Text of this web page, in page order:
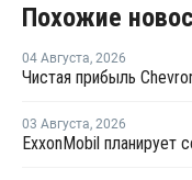
Похожие
04 Августа, 2026
03 Августа, 2026